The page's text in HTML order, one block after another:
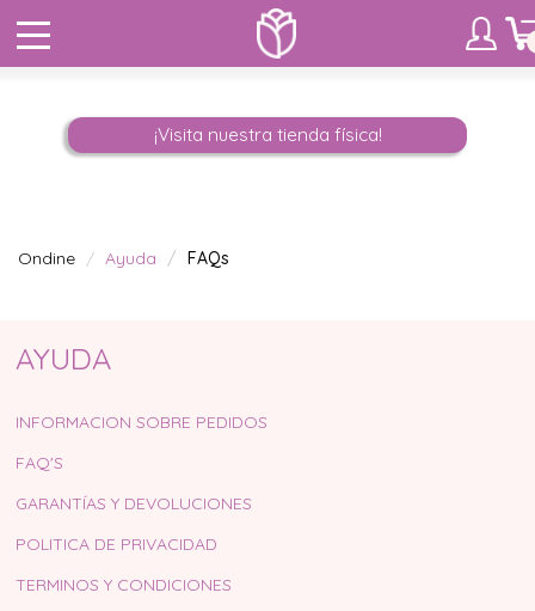
¡Visita nuestra tienda física!
Ondine Ayuda FAQs
AYUDA
INFORMACION SOBRE PEDIDOS
FAQ'S
GARANTÍAS Y DEVOLUCIONES
POLITICA DE PRIVACIDAD
TERMINOS Y CONDICIONES